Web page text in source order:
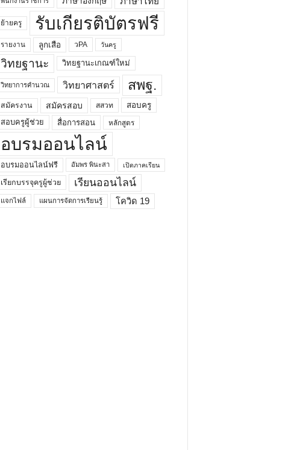
ย้ายครู รับเกียรติบัตรฟรี
รายงาน ลูกเสือ วPA วันครู
วิทยฐานะ วิทยฐานะเกณฑ์ใหม่
วิทยาการคำนวณ วิทยาศาสตร์ สพฐ.
สมัครงาน สมัครสอบ สสวท
สอบครู
สอบครูผู้ช่วย
สื่อการสอน หลักสูตร
อบรมออนไลน์
อบรมออนไลน์ฟรี อัมพร พินะสา เปิดภาคเรียน
เรียกบรรจุครูผู้ช่วย เรียนออนไลน์
แจกไฟล์ แผนการจัดการเรียนรู้ โควิด 19